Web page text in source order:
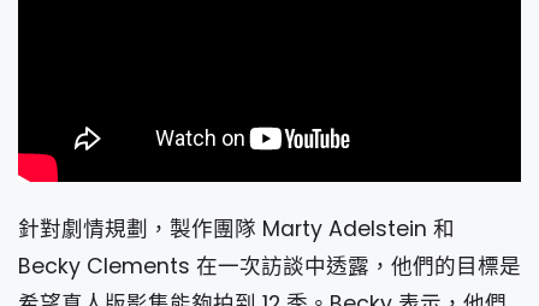
針對劇情規劃，製作團隊 Marty Adelstein 和
Becky Clements 在一次訪談中透露，他們的目標是